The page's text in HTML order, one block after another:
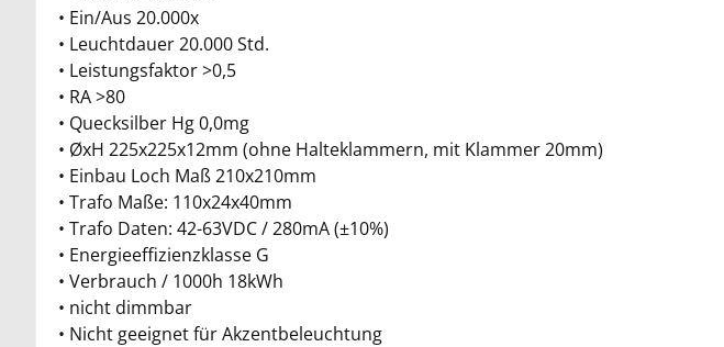
• Ein/Aus 20.000x
• Leuchtdauer 20.000 Std.
• Leistungsfaktor >0,5
• RA >80
• Quecksilber Hg 0,0mg
• ØxH 225x225x12mm (ohne Halteklammern, mit Klammer 20mm)
• Einbau Loch Maß 210x210mm
• Trafo Maße: 110x24x40mm
• Trafo Daten: 42-63VDC / 280mA (±10%)
• Energieeffizienzklasse G
• Verbrauch / 1000h 18kWh
• nicht dimmbar
• Nicht geeignet für Akzentbeleuchtung